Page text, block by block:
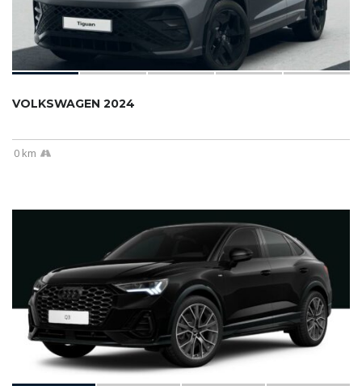
VOLKSWAGEN 2024
0 km